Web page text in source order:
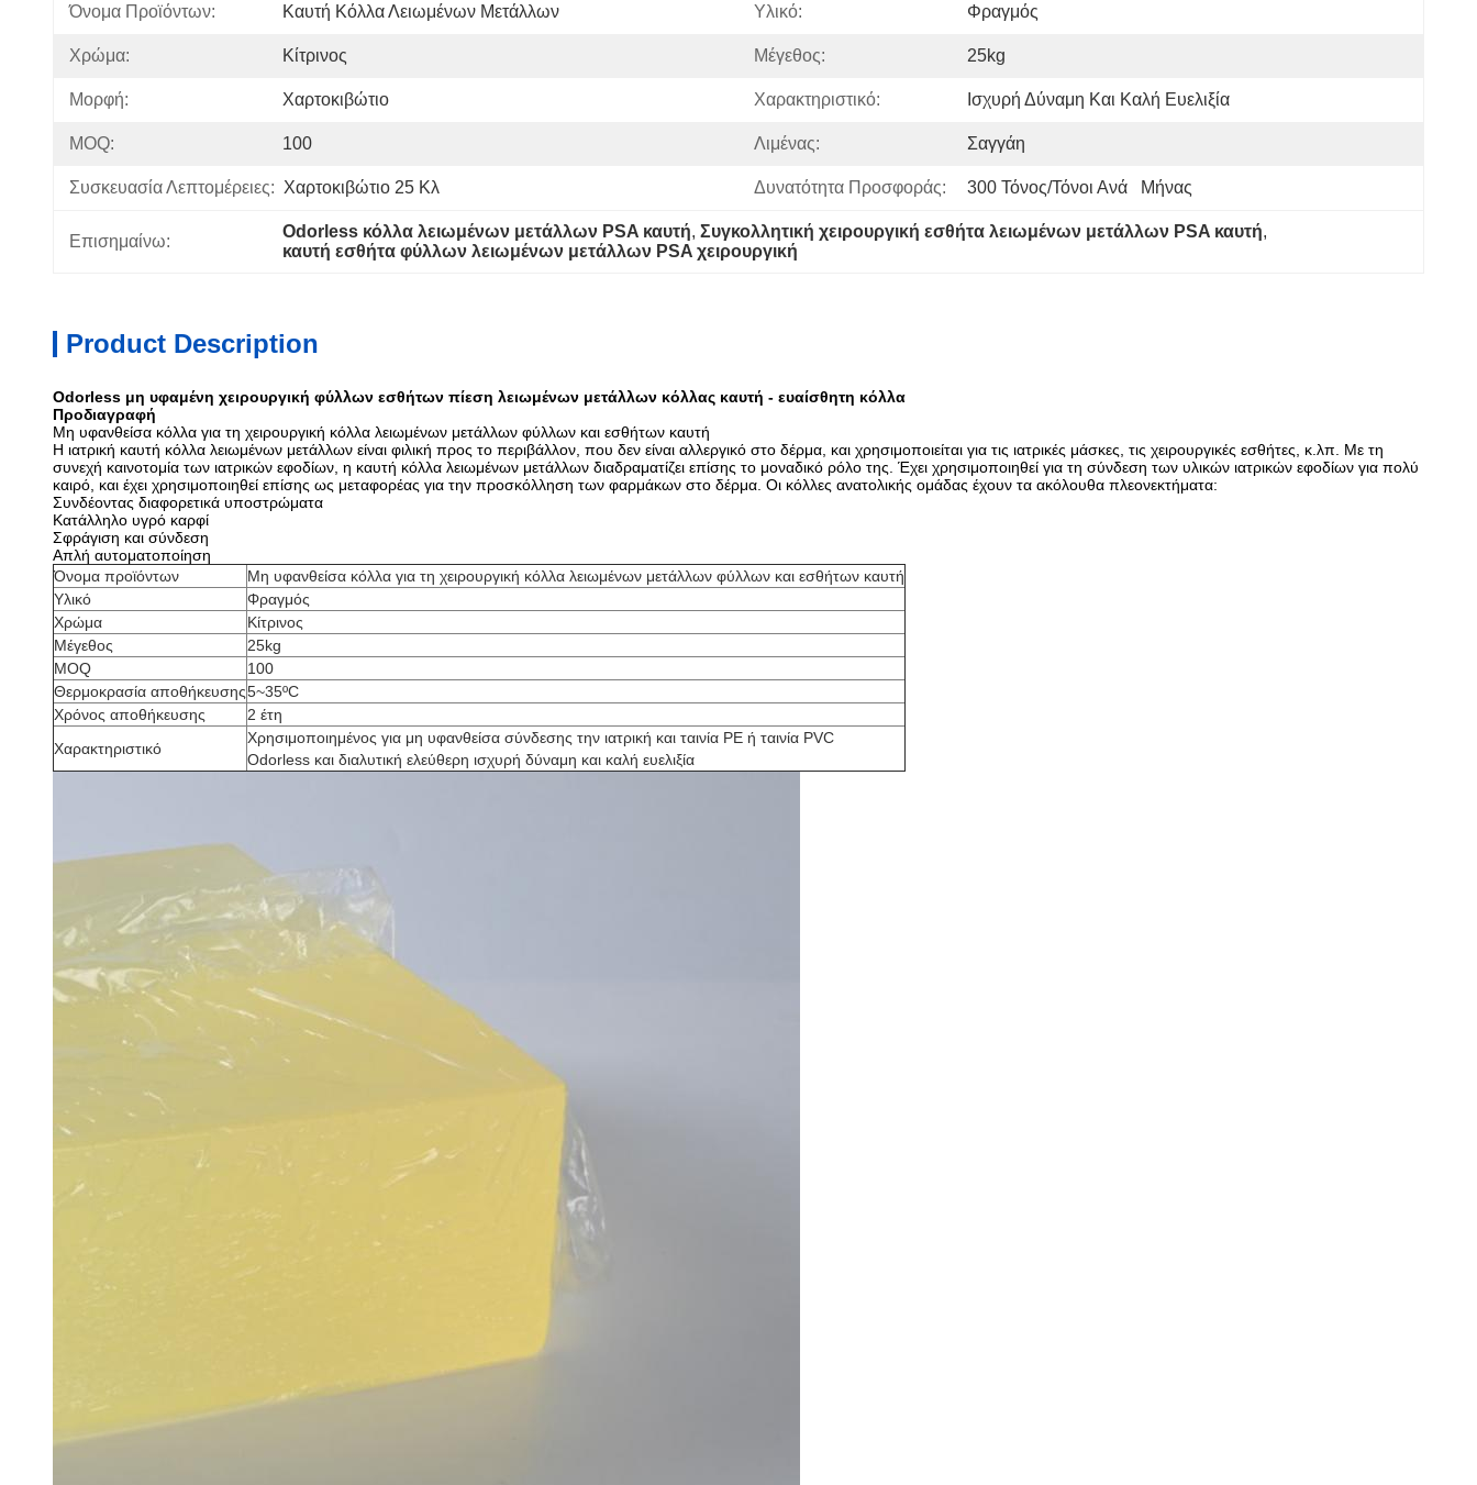
Όνομα Προϊόντων: Καυτή Κόλλα Λειωμένων Μετάλλων Υλικό: Φραγμός
Χρώμα: Κίτρινος Μέγεθος: 25kg
Μορφή: Χαρτοκιβώτιο Χαρακτηριστικό: Ισχυρή Δύναμη Και Καλή Ευελιξία
MOQ: 100 Λιμένας: Σαγγάη
Συσκευασία Λεπτομέρειες: Χαρτοκιβώτιο 25 Κλ Δυνατότητα Προσφοράς: 300 Τόνος/τόνοι Ανά   Μήνας
Επισημαίνω:
Odorless κόλλα λειωμένων μετάλλων PSA καυτή, Συγκολλητική χειρουργική εσθήτα λειωμένων μετάλλων PSA καυτή,
καυτή εσθήτα φύλλων λειωμένων μετάλλων PSA χειρουργική
Product Description
Odorless μη υφαμένη χειρουργική φύλλων εσθήτων πίεση λειωμένων μετάλλων κόλλας καυτή - ευαίσθητη κόλλα
Προδιαγραφή
Μη υφανθείσα κόλλα για τη χειρουργική κόλλα λειωμένων μετάλλων φύλλων και εσθήτων καυτή
Η ιατρική καυτή κόλλα λειωμένων μετάλλων είναι φιλική προς το περιβάλλον, που δεν είναι αλλεργικό στο δέρμα, και χρησιμοποιείται για τις ιατρικές μάσκες, τις χειρουργικές εσθήτες, κ.λπ. Με τη
συνεχή καινοτομία των ιατρικών εφοδίων, η καυτή κόλλα λειωμένων μετάλλων διαδραματίζει επίσης το μοναδικό ρόλο της. Έχει χρησιμοποιηθεί για τη σύνδεση των υλικών ιατρικών εφοδίων για πολύ
καιρό, και έχει χρησιμοποιηθεί επίσης ως μεταφορέας για την προσκόλληση των φαρμάκων στο δέρμα. Οι κόλλες ανατολικής ομάδας έχουν τα ακόλουθα πλεονεκτήματα:
Συνδέοντας διαφορετικά υποστρώματα
Κατάλληλο υγρό καρφί
Σφράγιση και σύνδεση
Απλή αυτοματοποίηση
Όνομα προϊόντων
Μη υφανθείσα κόλλα για τη χειρουργική κόλλα λειωμένων μετάλλων φύλλων και εσθήτων καυτή
Υλικό
Φραγμός
Χρώμα
Κίτρινος
Μέγεθος
25kg
MOQ
100
Θερμοκρασία αποθήκευσης5~35ºC
Χρόνος αποθήκευσης
2 έτη
Χαρακτηριστικό
Χρησιμοποιημένος για μη υφανθείσα σύνδεσης την ιατρική και ταινία PE ή ταινία PVC
Odorless και διαλυτική ελεύθερη ισχυρή δύναμη και καλή ευελιξία